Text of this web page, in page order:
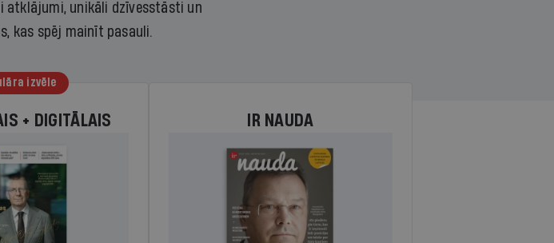
atklājumi, unikāli dzīvesstāsti un
kas spēj mainīt pasauli.
izvēle
+ DIGITĀLAIS IR NAUDA